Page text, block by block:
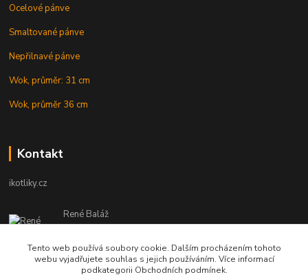
Ocelové pánve
Smaltované pánve
Nepřilnavé pánve
Wok, průměr: 31 cm
Wok, průměr 36 cm
Kontakt
ikotliky.cz
René Baláž
Eshop: +421 902 212 007
od 8:00 - do 16:00 hod
info@ikotliky.cz
Tento web používá soubory cookie. Dalším procházením tohoto
webu vyjadřujete souhlas s jejich používáním. Více informací
podkategorii Obchodních podmínek.